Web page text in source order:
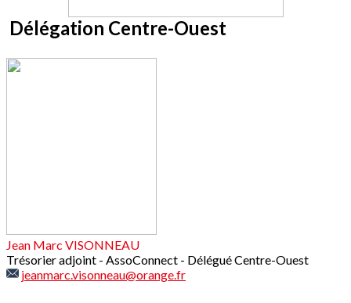
Délégation Centre-Ouest
Jean Marc VISONNEAU
Trésorier adjoint - AssoConnect - Délégué Centre-Ouest
jeanmarc.visonneau@orange.fr